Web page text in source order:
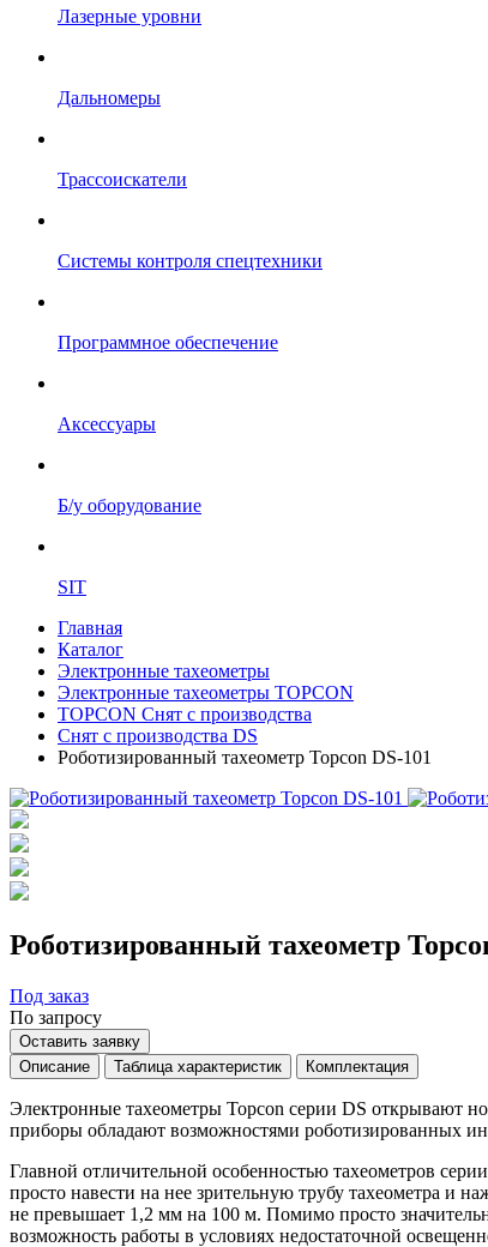
Лазерные уровни
Дальномеры
Трассоискатели
Системы контроля спецтехники
Программное обеспечение
Аксессуары
Б/у оборудование
SIT
Главная
Каталог
Электронные тахеометры
Электронные тахеометры TOPCON
TOPCON Снят с производства
Снят с производства DS
Роботизированный тахеометр Topcon DS-101
Роботизированный тахеометр
Под заказ
По запросу
Оставить заявку
Описание
Таблица характеристик Комплектация
Электронные тахеометры Topcon серии DS открывают
приборы обладают возможностями роботизированных
Главной отличительной особенностью тахеометров
просто навести на нее зрительную трубу тахеометра и
не превышает 1,2 мм на 100 м. Помимо просто
возможность работы в условиях недостаточной